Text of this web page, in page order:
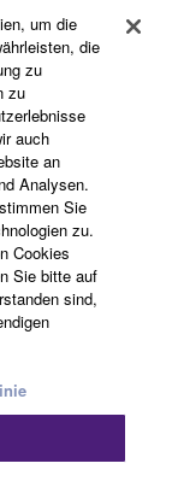
um die
die
zu
zu
auch
an
Analysen.
Sie
zu.
Cookies
Sie bitte auf
sind,